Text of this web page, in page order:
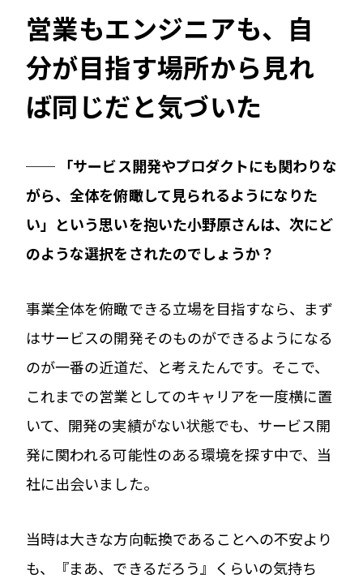
営業もエンジニアも、自
分が目指す場所から見れ
ば同じだと気づいた
── 「サービス開発やプロダクトにも関わりな
がら、全体を俯瞰して見られるようになりた
い」という思いを抱いた小野原さんは、次にど
のような選択をされたのでしょうか？
事業全体を俯瞰できる立場を目指すなら、まず
はサービスの開発そのものができるようになる
のが一番の近道だ、と考えたんです。そこで、
これまでの営業としてのキャリアを一度横に置
いて、開発の実績がない状態でも、サービス開
発に関われる可能性のある環境を探す中で、当
社に出会いました。
当時は大きな方向転換であることへの不安より
も、『まあ、できるだろう』くらいの気持ち